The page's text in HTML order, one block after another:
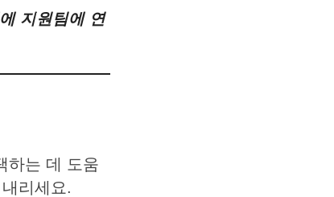
지원팀에 연
하는 데 도움
리세요.